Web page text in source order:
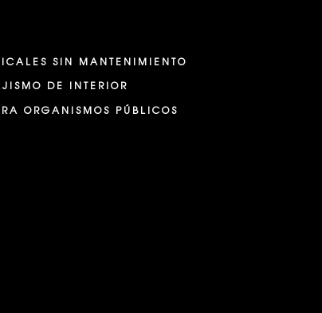
SIN MANTENIMIENTO
DE INTERIOR
ORGANISMOS PÚBLICOS